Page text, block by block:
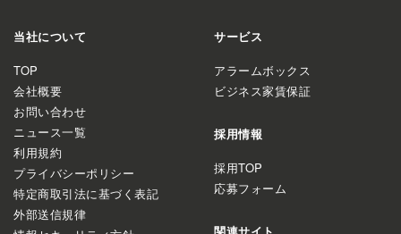
当社について
TOP
会社概要
お問い合わせ
ニュース一覧
利用規約
プライバシーポリシー
特定商取引法に基づく表記
外部送信規律
サービス
アラームボックス
ビジネス家賃保証
採用情報
採用TOP
応募フォーム